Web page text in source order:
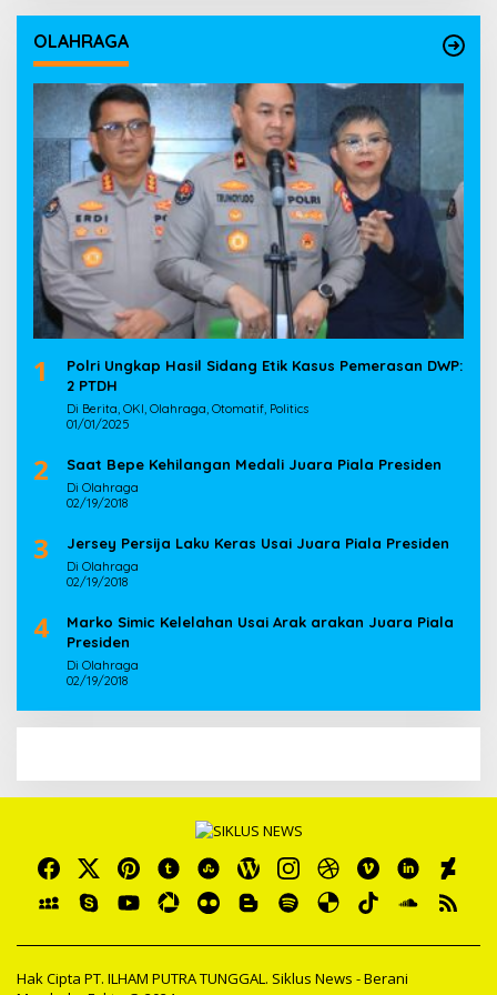
OLAHRAGA
1
Polri Ungkap Hasil Sidang Etik Kasus Pemerasan DWP:
2 PTDH
Di Berita, OKI, Olahraga, Otomatif, Politics
01/01/2025
2 Saat Bepe Kehilangan Medali Juara Piala Presiden
Di Olahraga
02/19/2018
3 Jersey Persija Laku Keras Usai Juara Piala Presiden
Di Olahraga
02/19/2018
4
Marko Simic Kelelahan Usai Arak arakan Juara Piala
Presiden
Di Olahraga
02/19/2018
Hak Cipta PT. ILHAM PUTRA TUNGGAL. Siklus News - Berani